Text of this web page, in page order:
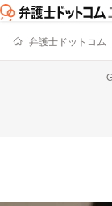
弁護士ドットコム